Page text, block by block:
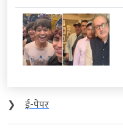
❯
ई-पेपर